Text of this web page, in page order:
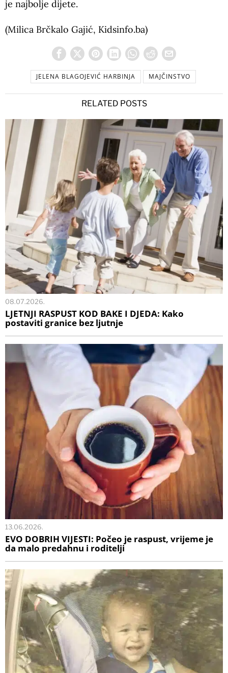
je najbolje dijete.
(Milica Brčkalo Gajić, Kidsinfo.ba)
JELENA BLAGOJEVIĆ HARBINJA MAJČINSTVO
RELATED POSTS
08.07.2026.
LJETNJI RASPUST KOD BAKE I DJEDA: Kako
postaviti granice bez ljutnje
13.06.2026.
EVO DOBRIH VIJESTI: Počeo je raspust, vrijeme je
da malo predahnu i roditelji